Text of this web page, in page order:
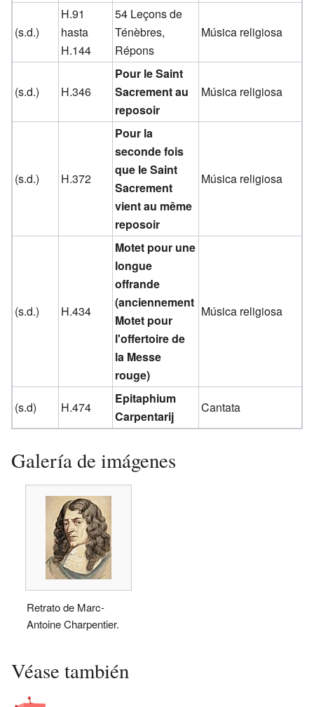
(s.d.)
H.91
hasta
H.144
54 Leçons de
Ténèbres,
Répons
Música religiosa
(s.d.) H.346
Pour le Saint
Sacrement au
reposoir
Música religiosa
(s.d.) H.372
Pour la
seconde fois
que le Saint
Sacrement
vient au même
reposoir
Música religiosa
(s.d.) H.434
Motet pour une
longue
offrande
(anciennement
Motet pour
l'offertoire de
la Messe
rouge)
Música religiosa
(s.d) H.474
Epitaphium
Carpentarij
Cantata
Galería de imágenes
Retrato de Marc-
Antoine Charpentier.
Véase también